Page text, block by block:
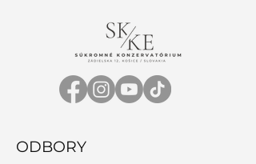
ODBORY